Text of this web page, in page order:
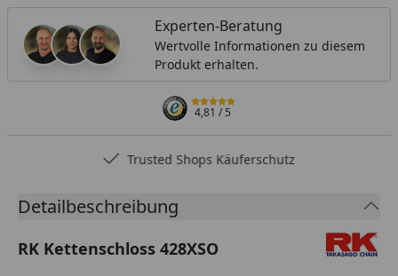
Experten-Beratung
Wertvolle Informationen zu diesem
Produkt erhalten.
4,81/ 5
Trusted Shops Käuferschutz
Detailbeschreibung
RK Kettenschloss 428XSO